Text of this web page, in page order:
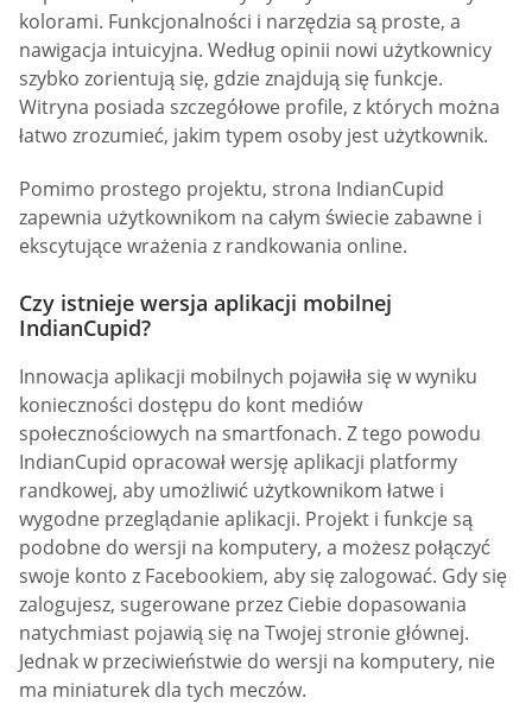
kolorami. Funkcjonalności i narzędzia są proste, a
nawigacja intuicyjna. Według opinii nowi użytkownicy
szybko zorientują się, gdzie znajdują się funkcje.
Witryna posiada szczegółowe profile, z których można
łatwo zrozumieć, jakim typem osoby jest użytkownik.
Pomimo prostego projektu, strona IndianCupid
zapewnia użytkownikom na całym świecie zabawne i
ekscytujące wrażenia z randkowania online.
Czy istnieje wersja aplikacji mobilnej
IndianCupid?
Innowacja aplikacji mobilnych pojawiła się w wyniku
konieczności dostępu do kont mediów
społecznościowych na smartfonach. Z tego powodu
IndianCupid opracował wersję aplikacji platformy
randkowej, aby umożliwić użytkownikom łatwe i
wygodne przeglądanie aplikacji. Projekt i funkcje są
podobne do wersji na komputery, a możesz połączyć
swoje konto z Facebookiem, aby się zalogować. Gdy się
zalogujesz, sugerowane przez Ciebie dopasowania
natychmiast pojawią się na Twojej stronie głównej.
Jednak w przeciwieństwie do wersji na komputery, nie
ma miniaturek dla tych meczów.